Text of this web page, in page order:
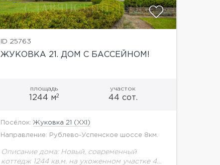
ID 25763
ЖУКОВКА 21. ДОМ С БАССЕЙНОМ!
площадь
1244 м2
участок
44 сот.
Посёлок: Жуковка 21 (XXI)
Направление: Рублево-Успенское шоссе 8км.
Описание дома: Новый, современный
коттедж 1244 кв.м. на ухоженном участке 44